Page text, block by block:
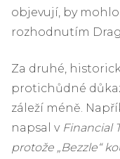
objevují, by
rozhodnutím
Za druhé,
protichůdné
záleží méně.
napsal v Financial
protože „Bezzle“